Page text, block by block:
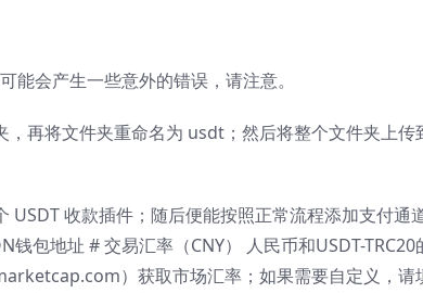
会产生一些意外的错误，请注意。
再将文件夹重命名为 usdt；然后将整个文件夹上传
收款插件；随后便能按照正常流程添加支付通
钱包地址 # 交易汇率（CNY） 人民币和USDT-TRC20
）获取市场汇率；如果需要自定义，请